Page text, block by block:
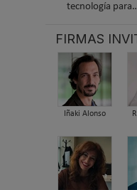
tecnología
FIRMAS
Iñaki Alonso